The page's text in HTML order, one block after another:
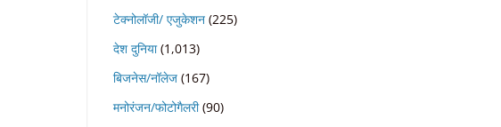
टेक्नोलॉजी/ एजुकेशन (225)
देश दुनिया(1,013)
बिजनेस/नॉलेज (167)
मनोरंजन/फोटोगैलरी(90)